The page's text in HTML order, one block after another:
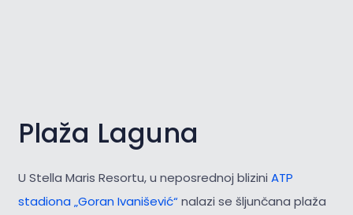
Plaža Laguna
U Stella Maris Resortu, u neposrednoj blizini ATP
stadiona „Goran Ivanišević“ nalazi se šljunčana plaža